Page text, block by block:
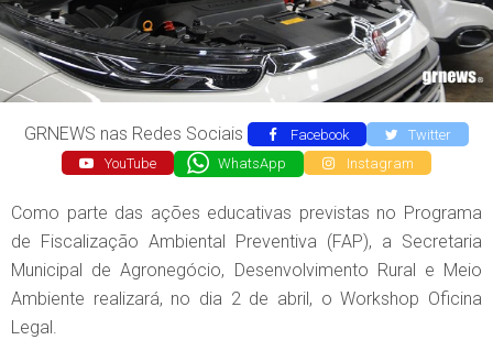
GRNEWS nas Redes Sociais Facebook
Twitter
YouTube
WhatsApp Instagram
Como parte das ações educativas previstas no Programa
de Fiscalização Ambiental Preventiva (FAP), a Secretaria
Municipal de Agronegócio, Desenvolvimento Rural e Meio
Ambiente realizará, no dia 2 de abril, o Workshop Oficina
Legal.